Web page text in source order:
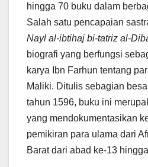
hingga 70 buku dalam
Salah satu pencapaian
Nayl al-ibtihaj bi-tatriz al-
biografi yang berfungsi
karya Ibn Farhun tentang
Maliki. Ditulis sebagian
tahun 1596, buku ini
yang mendokumentasikan
pemikiran para ulama dari
Barat dari abad ke-13